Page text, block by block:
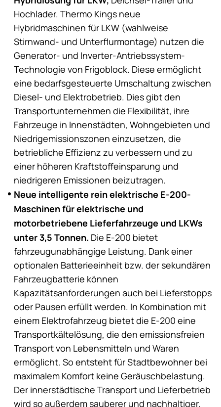
Hochlader. Thermo Kings neue
Hybridmaschinen für LKW (wahlweise
Stirnwand- und Unterflurmontage) nutzen die
Generator- und Inverter-Antriebssystem-
Technologie von Frigoblock. Diese ermöglicht
eine bedarfsgesteuerte Umschaltung zwischen
Diesel- und Elektrobetrieb. Dies gibt den
Transportunternehmen die Flexibilität, ihre
Fahrzeuge in Innenstädten, Wohngebieten und
Niedrigemissionszonen einzusetzen, die
betriebliche Effizienz zu verbessern und zu
einer höheren Kraftstoffeinsparung und
niedrigeren Emissionen beizutragen.
Neue intelligente rein elektrische E-200-
Maschinen für elektrische und
motorbetriebene Lieferfahrzeuge und LKWs
unter 3,5 Tonnen. Die E-200 bietet
fahrzeugunabhängige Leistung. Dank einer
optionalen Batterieeinheit bzw. der sekundären
Fahrzeugbatterie können
Kapazitätsanforderungen auch bei Lieferstopps
oder Pausen erfüllt werden. In Kombination mit
einem Elektrofahrzeug bietet die E-200 eine
Transportkältelösung, die den emissionsfreien
Transport von Lebensmitteln und Waren
ermöglicht. So entsteht für Stadtbewohner bei
maximalem Komfort keine Geräuschbelastung.
Der innerstädtische Transport und Lieferbetrieb
wird so außerdem sauberer und nachhaltiger.